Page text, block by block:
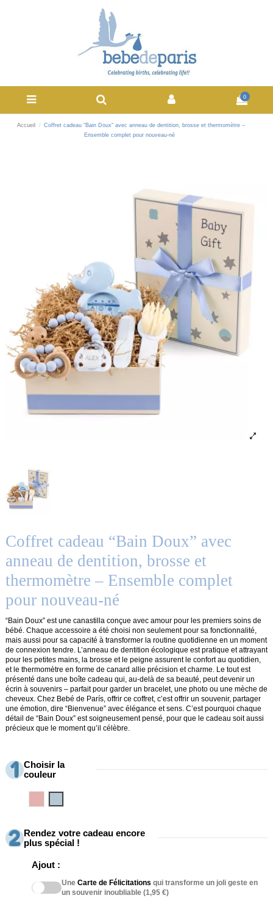
0
Accueil
Coffret cadeau “Bain Doux” avec anneau de dentition, brosse et thermomètre –
Ensemble complet pour nouveau-né
Coffret cadeau “Bain Doux” avec
anneau de dentition, brosse et
thermomètre – Ensemble complet
pour nouveau-né
“Bain Doux” est une canastilla conçue avec amour pour les premiers soins de
bébé. Chaque accessoire a été choisi non seulement pour sa fonctionnalité,
mais aussi pour sa capacité à transformer la routine quotidienne en un moment
de connexion tendre. L’anneau de dentition écologique est pratique et attrayant
pour les petites mains, la brosse et le peigne assurent le confort au quotidien,
et le thermomètre en forme de canard allie précision et charme. Le tout est
présenté dans une boîte cadeau qui, au-delà de sa beauté, peut devenir un
écrin à souvenirs – parfait pour garder un bracelet, une photo ou une mèche de
cheveux. Chez Bebé de París, offrir ce coffret, c’est offrir un souvenir, partager
une émotion, dire “Bienvenue” avec élégance et sens. C’est pourquoi chaque
détail de “Bain Doux” est soigneusement pensé, pour que le cadeau soit aussi
précieux que le moment qu’il célèbre.
Choisir la
couleur
Rendez votre cadeau encore
plus spécial !
Ajout :
Une Carte de Félicitations qui transforme un joli geste en
un souvenir inoubliable (1,95 €)